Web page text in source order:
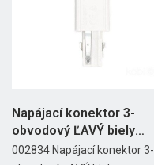
Napájací konektor 3-
obvodový ĽAVÝ biely
NEXTRACK
002834 Napájací konektor 3-